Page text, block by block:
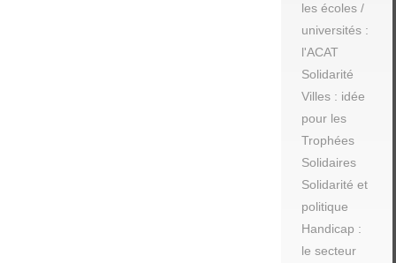
les écoles /
universités :
l'ACAT
Solidarité
Villes : idée
pour les
Trophées
Solidaires
Solidarité et
politique
Handicap :
le secteur